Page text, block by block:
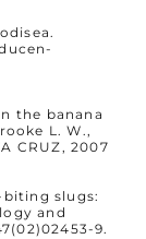
the banana
L. W.,
CRUZ, 2007
biting slugs:
and
9.